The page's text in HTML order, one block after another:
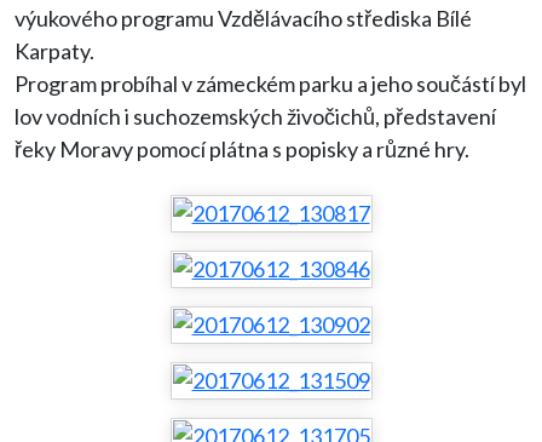
výukového programu Vzdělávacího střediska Bílé
Karpaty.
Program probíhal v zámeckém parku a jeho součástí byl
lov vodních i suchozemských živočichů, představení
řeky Moravy pomocí plátna s popisky a různé hry.